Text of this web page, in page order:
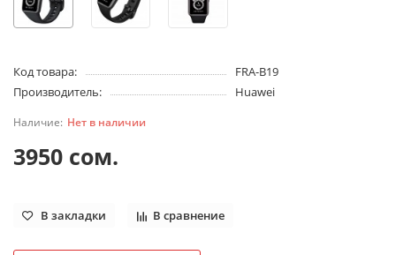
Код товара:
FRA-B19
Производитель:
Huawei
Нет в наличии
3950 сом.
В закладки В сравнение